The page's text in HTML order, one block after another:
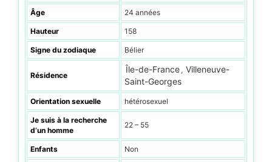
Âge 24 années
Hauteur 158
Signe du zodiaque Bélier
Résidence
Île-de-France , Villeneuve-
Saint-Georges
Orientation sexuelle hétérosexuel
Je suis à la recherche
d’un homme
22 – 55
Enfants Non